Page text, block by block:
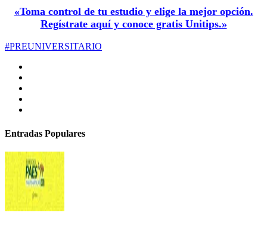
«Toma control de tu estudio y elige la mejor opción.
Regístrate aquí y conoce gratis Unitips.»
#PREUNIVERSITARIO
Entradas Populares